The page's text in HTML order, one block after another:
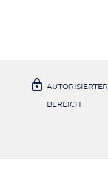
 AUTORISIERTER
BEREICH